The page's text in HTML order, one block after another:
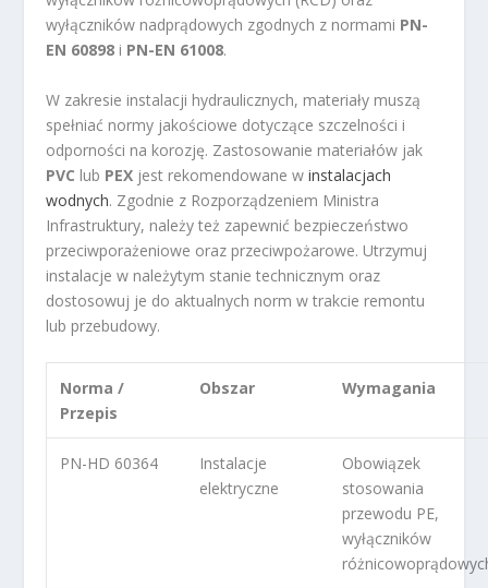
wyłączników nadprądowych zgodnych z normami PN-
EN 60898 i PN-EN 61008.
W zakresie instalacji hydraulicznych, materiały muszą
spełniać normy jakościowe dotyczące szczelności i
odporności na korozję. Zastosowanie materiałów jak
PVC lub PEX jest rekomendowane winstalacjach
wodnych. Zgodnie z Rozporządzeniem Ministra
Infrastruktury, należy też zapewnić bezpieczeństwo
przeciwporażeniowe oraz przeciwpożarowe. Utrzymuj
instalacje w należytym stanie technicznym oraz
dostosowuj je do aktualnych norm w trakcie remontu
lub przebudowy.
Norma /
Przepis
Obszar Wymagania
PN-HD 60364
Instalacje
elektryczne
Obowiązek
stosowania
przewodu PE,
wyłączników